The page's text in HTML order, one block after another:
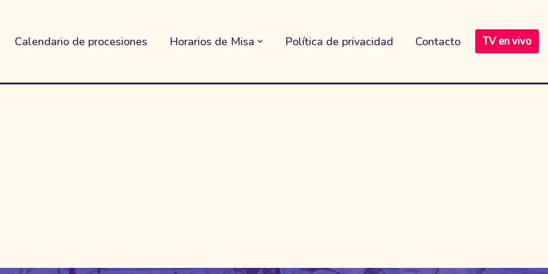
Calendario de procesiones Horarios de Misa Política de privacidad Contacto TV en vivo